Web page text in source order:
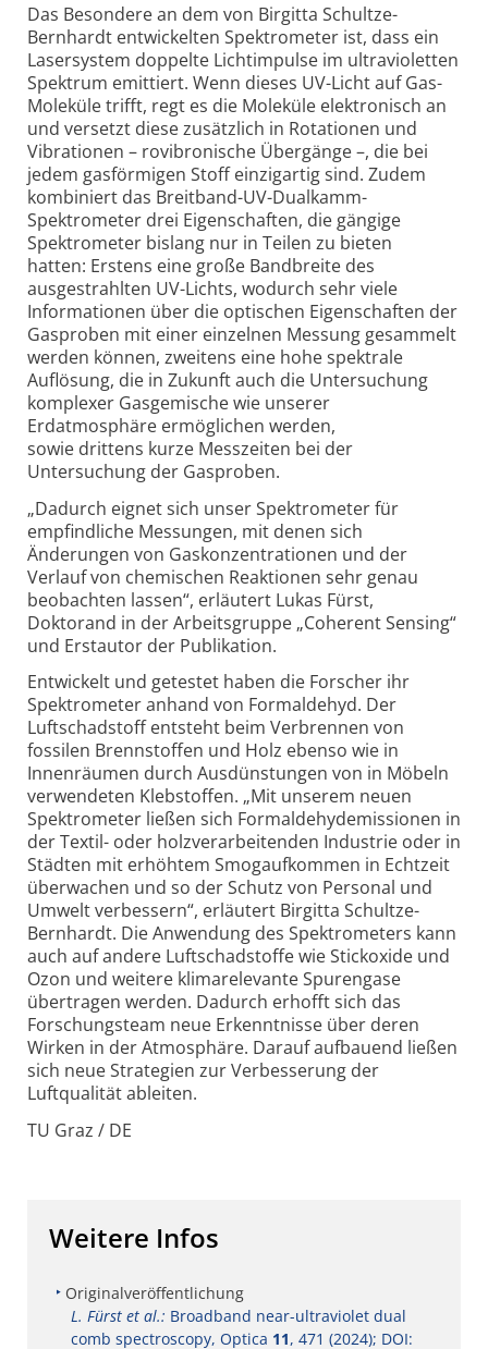
Das Besondere an dem von Birgitta Schultze-
Bernhardt entwickelten Spektrometer ist, dass ein
Lasersystem doppelte Lichtimpulse im ultravioletten
Spektrum emittiert. Wenn dieses UV-Licht auf Gas-
Moleküle trifft, regt es die Moleküle elektronisch an
und versetzt diese zusätzlich in Rotationen und
Vibrationen – rovibronische Übergänge –, die bei
jedem gasförmigen Stoff einzigartig sind. Zudem
kombiniert das Breitband-UV-Dualkamm-
Spektrometer drei Eigenschaften, die gängige
Spektrometer bislang nur in Teilen zu bieten
hatten: Erstens eine große Bandbreite des
ausgestrahlten UV-Lichts, wodurch sehr viele
Informationen über die optischen Eigenschaften der
Gasproben mit einer einzelnen Messung gesammelt
werden können, zweitens eine hohe spektrale
Auflösung, die in Zukunft auch die Untersuchung
komplexer Gasgemische wie unserer
Erdatmosphäre ermöglichen werden,
sowie drittens kurze Messzeiten bei der
Untersuchung der Gasproben.
„Dadurch eignet sich unser Spektrometer für
empfindliche Messungen, mit denen sich
Änderungen von Gaskonzentrationen und der
Verlauf von chemischen Reaktionen sehr genau
beobachten lassen“, erläutert Lukas Fürst,
Doktorand in der Arbeitsgruppe „Coherent Sensing“
und Erstautor der Publikation.
Entwickelt und getestet haben die Forscher ihr
Spektrometer anhand von Formaldehyd. Der
Luftschadstoff entsteht beim Verbrennen von
fossilen Brennstoffen und Holz ebenso wie in
Innenräumen durch Ausdünstungen von in Möbeln
verwendeten Klebstoffen. „Mit unserem neuen
Spektrometer ließen sich Formaldehydemissionen in
der Textil- oder holzverarbeitenden Industrie oder in
Städten mit erhöhtem Smogaufkommen in Echtzeit
überwachen und so der Schutz von Personal und
Umwelt verbessern“, erläutert Birgitta Schultze-
Bernhardt. Die Anwendung des Spektrometers kann
auch auf andere Luftschadstoffe wie Stickoxide und
Ozon und weitere klimarelevante Spurengase
übertragen werden. Dadurch erhofft sich das
Forschungsteam neue Erkenntnisse über deren
Wirken in der Atmosphäre. Darauf aufbauend ließen
sich neue Strategien zur Verbesserung der
Luftqualität ableiten.
TU Graz / DE
Weitere Infos
Originalveröffentlichung
L. Fürst et al.: Broadband near-ultraviolet dual
comb spectroscopy, Optica 11, 471 (2024); DOI: